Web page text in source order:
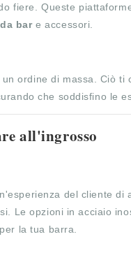
fiere. Queste
bare accessori.
ordine di massa. Ciò
che soddisfino le
all'ingrosso
del cliente
Le opzioni in acciaio
la tua barra.